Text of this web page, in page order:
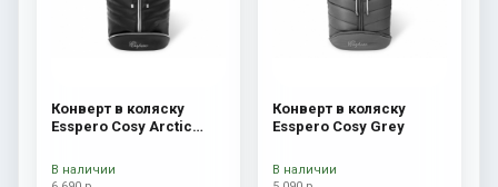
Конверт в коляску
Esspero Cosy Arctic
В наличии
Конверт в коляску
Esspero Cosy Grey
В наличии